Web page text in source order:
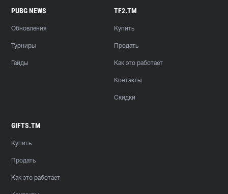
PUBG NEWS
Обновления
Турниры
Гайды
TF2.TM
Купить
Продать
Как это работает
Контакты
Скидки
GIFTS.TM
Купить
Продать
Как это работает